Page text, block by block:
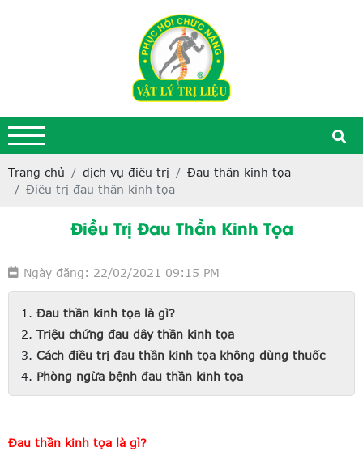
Trang chủ dịch vụ điều trị
Đau thần kinh tọa
Điều trị đau thần kinh tọa
Điều Trị Đau Thần Kinh Tọa
Ngày đăng: 22/02/2021 09:15 PM
Đau thần kinh tọa là gì?
Triệu chứng đau dây thần kinh tọa
Cách điều trị đau thần kinh tọa không dùng thuốc
Phòng ngừa bệnh đau thần kinh tọa
Đau thần kinh tọa là gì?